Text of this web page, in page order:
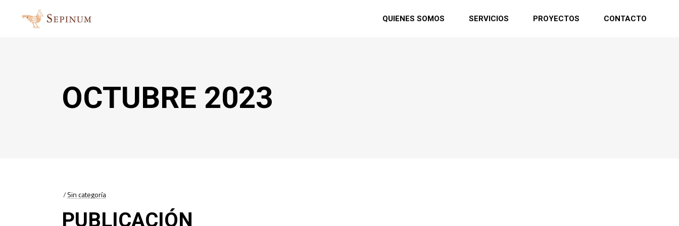
QUIENES SOMOS SERVICIOS PROYECTOS CONTACTO
OCTUBRE 2023
Sin categoría
PUBLICACIÓN